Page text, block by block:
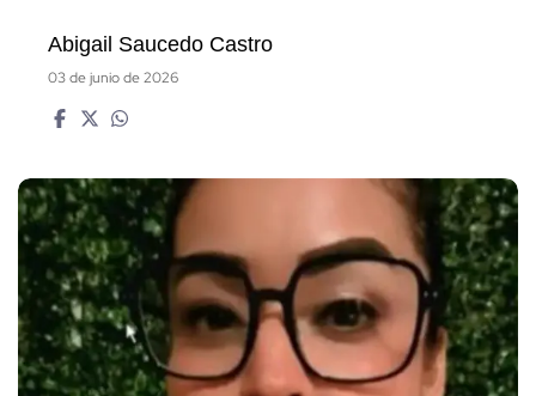
Abigail Saucedo Castro
03 de junio de 2026